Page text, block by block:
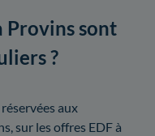
Provins sont
?
aux
sur les offres EDF à